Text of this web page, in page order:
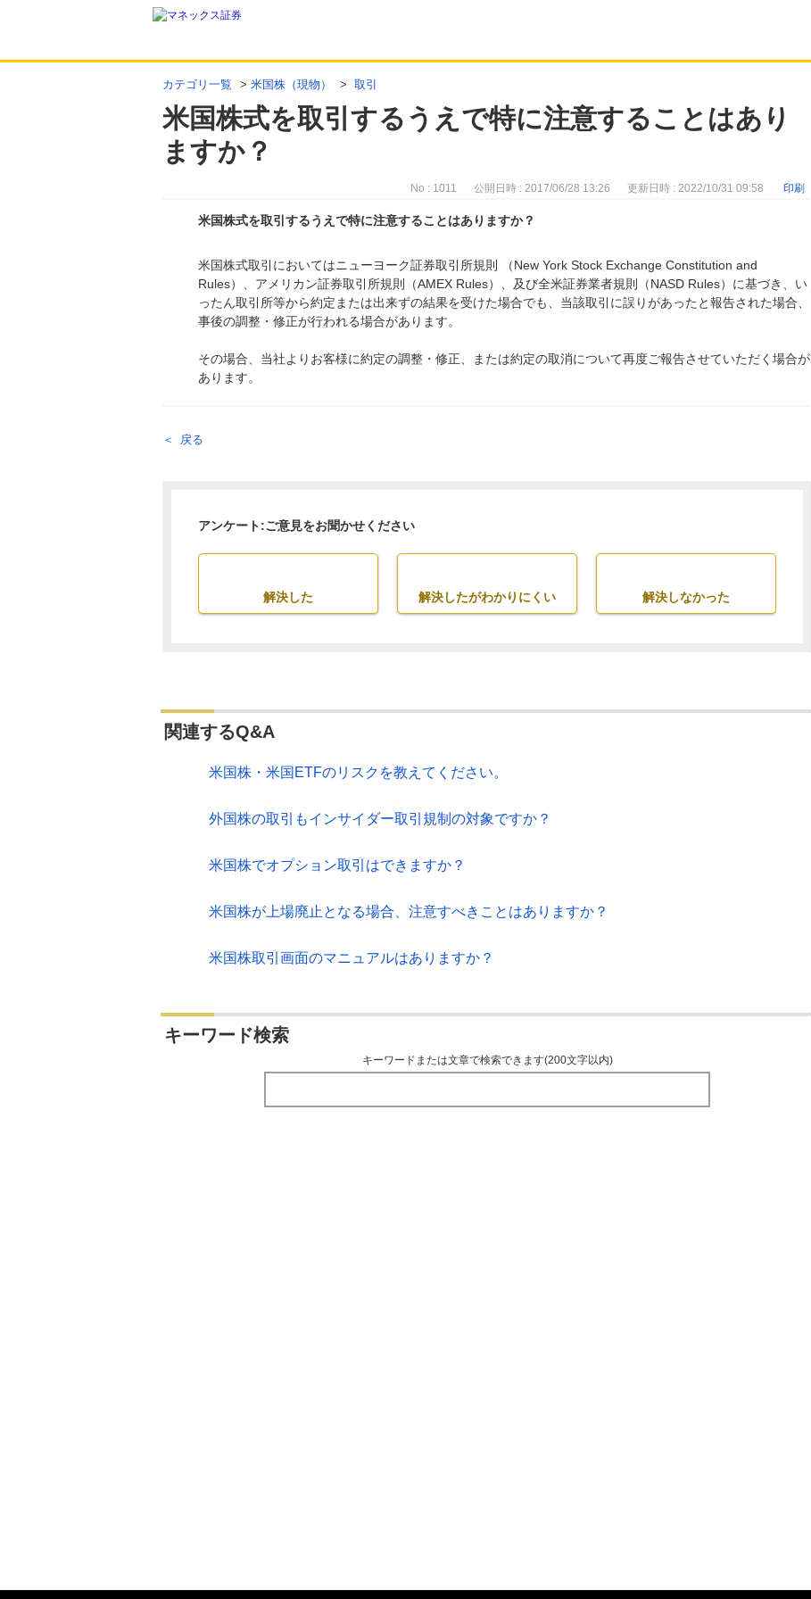
カテゴリ一覧 > 米国株（現物） > 取引
米国株式を取引するうえで特に注意することはあり
ますか？
No : 1011 公開日時 : 2017/06/28 13:26 更新日時 : 2022/10/31 09:58 印刷
米国株式を取引するうえで特に注意することはありますか？
回答
米国株式取引においてはニューヨーク証券取引所規則 （New York Stock Exchange Constitution and
Rules）、アメリカン証券取引所規則（AMEX Rules）、及び全米証券業者規則（NASD Rules）に基づき、い
ったん取引所等から約定または出来ずの結果を受けた場合でも、当該取引に誤りがあったと報告された場合、
事後の調整・修正が行われる場合があります。
その場合、当社よりお客様に約定の調整・修正、または約定の取消について再度ご報告させていただく場合が
あります。
戻る
アンケート:ご意見をお聞かせください
解決した 解決したがわかりにくい 解決しなかった
関連するQ&A
米国株・米国ETFのリスクを教えてください。
外国株の取引もインサイダー取引規制の対象ですか？
米国株でオプション取引はできますか？
米国株が上場廃止となる場合、注意すべきことはありますか？
米国株取引画面のマニュアルはありますか？
キーワード検索
キーワードまたは文章で検索できます(200文字以内)